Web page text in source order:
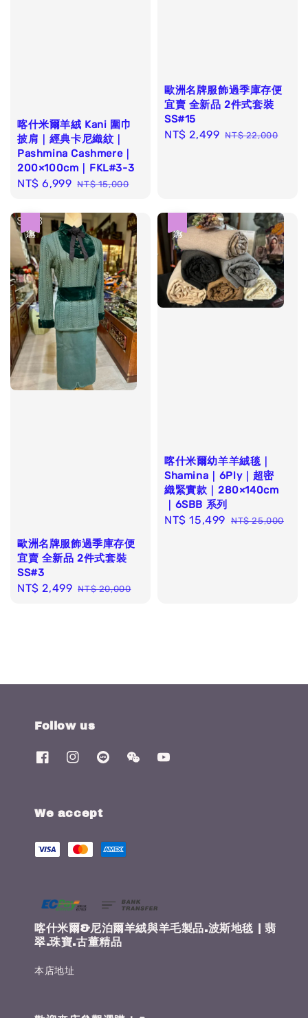
喀什米爾羊絨 Kani 圍巾
披肩｜經典卡尼織紋｜
Pashmina Cashmere｜
200×100cm｜FKL#3-3
Sale
NT$ 6,999 Regular
NT$ 15,000
歐洲名牌服飾過季庫存便
宜賣 全新品 2件式套裝
SS#15
Sale
NT$ 2,499 Regular
NT$ 22,000
歐洲名牌服飾過季庫存便
宜賣 全新品 2件式套裝
SS#3
Sale
NT$ 2,499 Regular
NT$ 20,000
喀什米爾幼羊羊絨毯｜
Shamina｜6Ply｜超密
織緊實款｜280×140cm
｜6SBB 系列
Sale
NT$ 15,499 Regular
NT$ 25,000
Follow us
We accept
喀什米爾&尼泊爾羊絨與羊毛製品.波斯地毯 | 翡
翠.珠寶.古董精品
本店地址